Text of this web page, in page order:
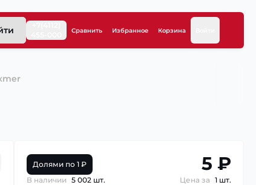
Сравнить Избранное Корзина
Долями по 1 ₽ 5 ₽
В наличии 5 002 шт. Цена за 1 шт.